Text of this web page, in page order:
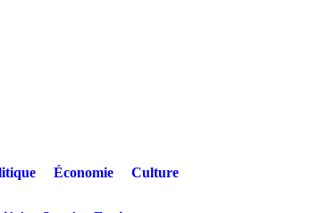
Économie Culture